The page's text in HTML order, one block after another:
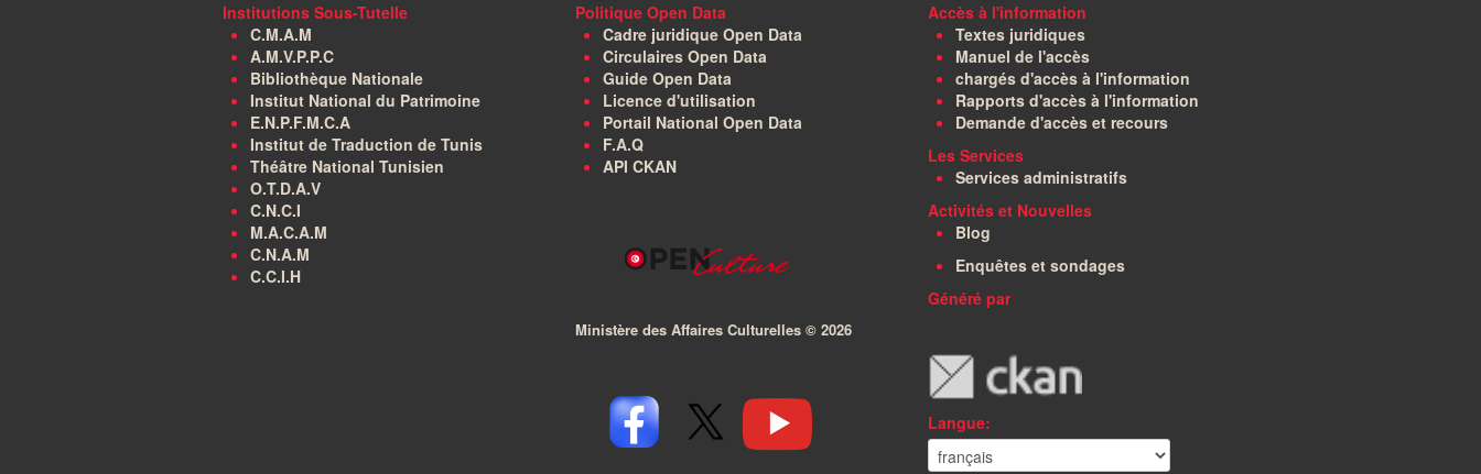
Institutions Sous-Tutelle
C.M.A.M
A.M.V.P.P.C
Bibliothèque Nationale
Institut National du Patrimoine
E.N.P.F.M.C.A
Institut de Traduction de Tunis
Théâtre National Tunisien
O.T.D.A.V
C.N.C.I
M.A.C.A.M
C.N.A.M
C.C.I.H
Politique Open Data
Cadre juridique Open Data
Circulaires Open Data
Guide Open Data
Licence d'utilisation
Portail National Open Data
F.A.Q
API CKAN
Ministère des Affaires Culturelles © 2026
Accès à l'information
Textes juridiques
Manuel de l'accès
chargés d'accès à l'information
Rapports d'accès à l'information
Demande d'accès et recours
Les Services
Services administratifs
Activités et Nouvelles
Blog
Enquêtes et sondages
Généré par
Langue